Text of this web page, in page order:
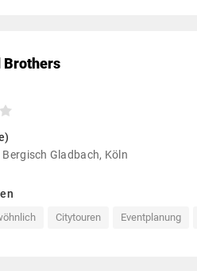
Brothers
Bergisch Gladbach, Köln
Citytouren Eventplanung